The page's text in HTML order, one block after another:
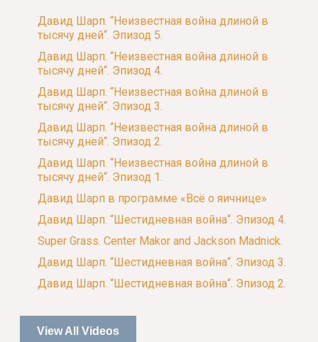
Давид Шарп. “Неизвестная война длиной в
тысячу дней“. Эпизод 5.
Давид Шарп. “Неизвестная война длиной в
тысячу дней“. Эпизод 4.
Давид Шарп. “Неизвестная война длиной в
тысячу дней“. Эпизод 3.
Давид Шарп. “Неизвестная война длиной в
тысячу дней“. Эпизод 2.
Давид Шарп. “Неизвестная война длиной в
тысячу дней“. Эпизод 1.
Давид Шарп в программе «Всё о яичнице»
Давид Шарп. “Шестидневная война“. Эпизод 4.
Super Grass. Center Makor and Jackson Madnick.
Давид Шарп. “Шестидневная война“. Эпизод 3.
Давид Шарп. “Шестидневная война“. Эпизод 2.
View All Videos